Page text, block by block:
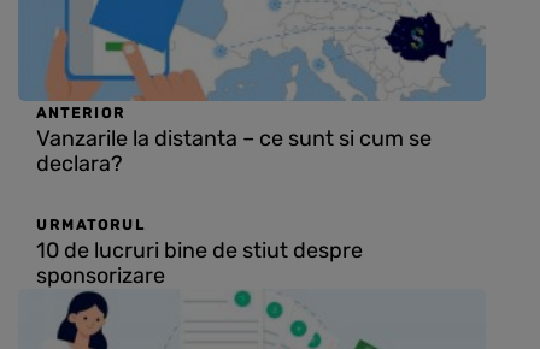
ANTERIOR
Vanzarile la distanta – ce sunt si cum se
declara?
URMATORUL
10 de lucruri bine de stiut despre
sponsorizare